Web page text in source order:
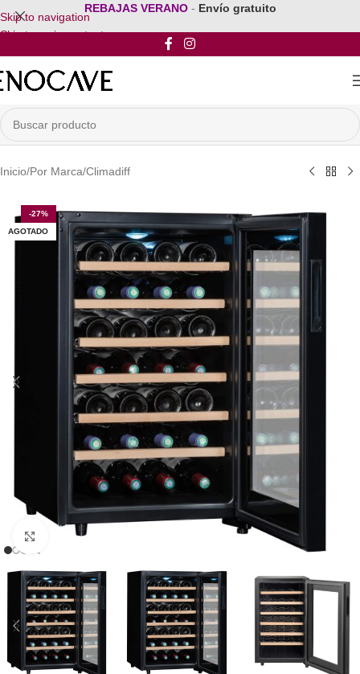
Skip to navigation
Skip to main content
REBAJAS VERANO - Envío gratuito
Inicio/Por Marca/Climadiff
-27%
AGOTADO
Clic para ampliar